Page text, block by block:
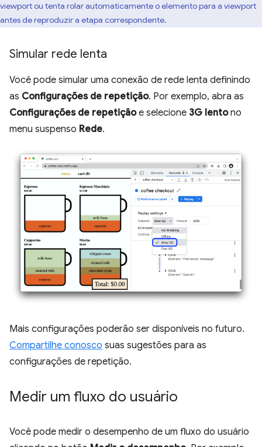
viewport ou tenta rolar automaticamente o elemento para a viewport
antes de reproduzir a etapa correspondente.
Simular rede lenta
Você pode simular uma conexão de rede lenta definindo
as Configurações de repetição. Por exemplo, abra as
Configurações de repetiçãoe selecione 3G lentono
menu suspenso Rede.
Mais configurações poderão ser disponíveis no futuro.
Compartilhe conosco suas sugestões para as
configurações de repetição.
Medir um fluxo do usuário
Você pode medir o desempenho de um fluxo do usuário